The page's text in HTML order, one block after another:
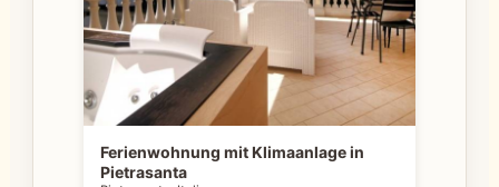
Ferienwohnung mit Klimaanlage in
Pietrasanta